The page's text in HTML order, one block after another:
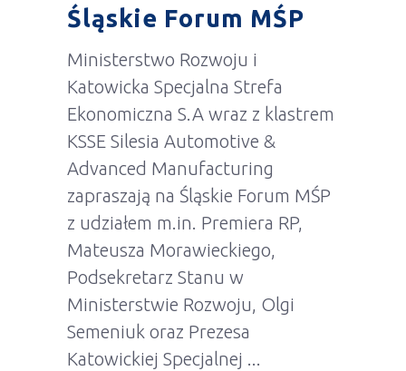
Śląskie Forum MŚP
Ministerstwo Rozwoju i
Katowicka Specjalna Strefa
Ekonomiczna S.A wraz z klastrem
KSSE Silesia Automotive &
Advanced Manufacturing
zapraszają na Śląskie Forum MŚP
z udziałem m.in. Premiera RP,
Mateusza Morawieckiego,
Podsekretarz Stanu w
Ministerstwie Rozwoju, Olgi
Semeniuk oraz Prezesa
Katowickiej Specjalnej